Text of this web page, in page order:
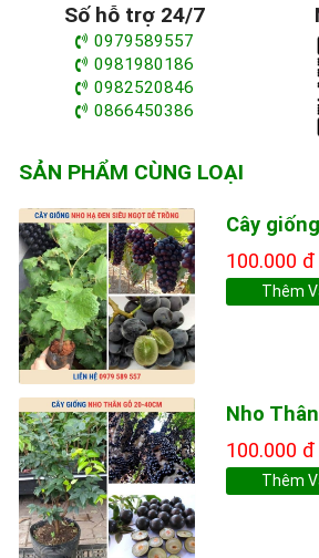
Số hỗ trợ 24/7
0979589557
0981980186
0982520846
0866450386
SẢN PHẨM CÙNG LOẠI
Cây
100.000 đ
Thêm
Nho
100.000 đ
Thêm